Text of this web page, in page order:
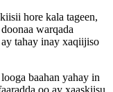
hore kala tageen,
warqada
ay tahay inay xaqiijiso
baahan yahay in
oo ay xaaskiisu